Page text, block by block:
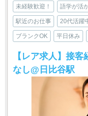
未経験歓迎！ 語学が活
駅近のお仕事 20代活躍
ブランクOK 平日休み
【レア求人】接
なし@日比谷駅